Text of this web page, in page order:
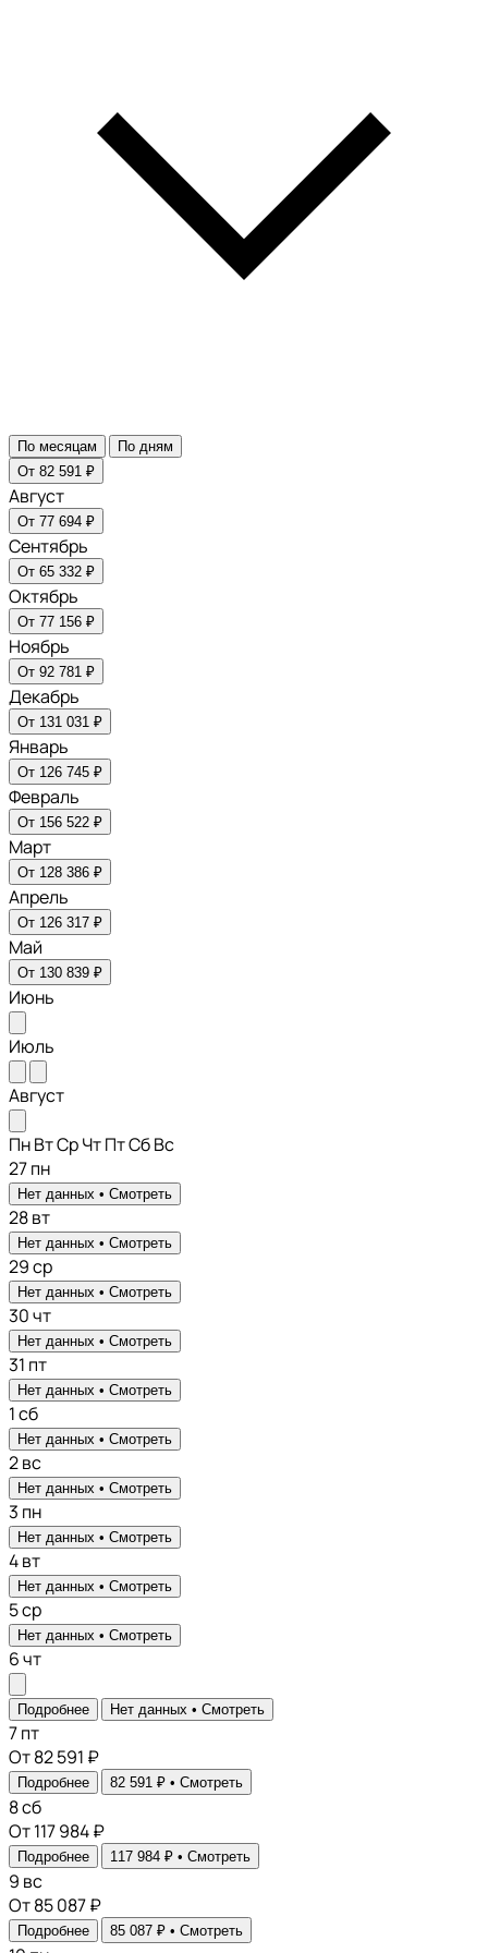
По месяцам
По дням
От 82 591 ₽
Август
От 77 694 ₽
Сентябрь
От 65 332 ₽
Октябрь
От 77 156 ₽
Ноябрь
От 92 781 ₽
Декабрь
От 131 031 ₽
Январь
От 126 745 ₽
Февраль
От 156 522 ₽
Март
От 128 386 ₽
Апрель
От 126 317 ₽
Май
От 130 839 ₽
Июнь
Июль
Август
ПнВтСрЧтПтСбВс
27пн
Нет данных • Смотреть
28вт
Нет данных • Смотреть
29ср
Нет данных • Смотреть
30чт
Нет данных • Смотреть
31 пт
Нет данных • Смотреть
1сб
Нет данных • Смотреть
2вс
Нет данных • Смотреть
3 пн
Нет данных • Смотреть
4вт
Нет данных • Смотреть
5ср
Нет данных • Смотреть
6чт
Подробнее Нет данных • Смотреть
7пт
От 82 591 ₽
Подробнее 82 591 ₽ • Смотреть
8сб
От 117 984 ₽
Подробнее 117 984 ₽ • Смотреть
9 вс
От 85 087 ₽
Подробнее 85 087 ₽ • Смотреть